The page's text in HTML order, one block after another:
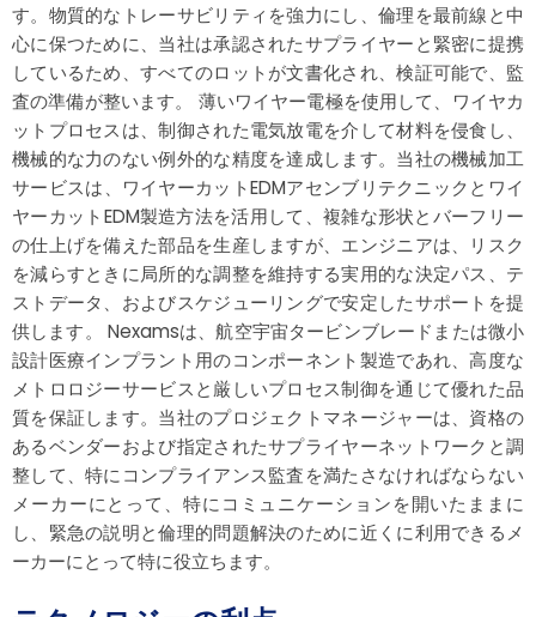
す。物質的なトレーサビリティを強力にし、倫理を最前線と中
心に保つために、当社は承認されたサプライヤーと緊密に提携
しているため、すべてのロットが文書化され、検証可能で、監
査の準備が整います。 薄いワイヤー電極を使用して、ワイヤカ
ットプロセスは、制御された電気放電を介して材料を侵食し、
機械的な力のない例外的な精度を達成します。当社の機械加工
サービスは、ワイヤーカットEDMアセンブリテクニックとワイ
ヤーカットEDM製造方法を活用して、複雑な形状とバーフリー
の仕上げを備えた部品を生産しますが、エンジニアは、リスク
を減らすときに局所的な調整を維持する実用的な決定パス、テ
ストデータ、およびスケジューリングで安定したサポートを提
供します。 Nexamsは、航空宇宙タービンブレードまたは微小
設計医療インプラント用のコンポーネント製造であれ、高度な
メトロロジーサービスと厳しいプロセス制御を通じて優れた品
質を保証します。当社のプロジェクトマネージャーは、資格の
あるベンダーおよび指定されたサプライヤーネットワークと調
整して、特にコンプライアンス監査を満たさなければならない
メーカーにとって、特にコミュニケーションを開いたままに
し、緊急の説明と倫理的問題解決のために近くに利用できるメ
ーカーにとって特に役立ちます。